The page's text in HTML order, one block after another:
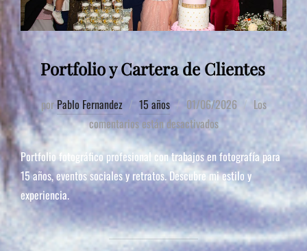
Portfolio y Cartera de Clientes
por Pablo Fernandez 15 años 01/06/2026
Los
comentarios están desactivados
Portfolio fotográfico profesional con trabajos en fotografía para
15 años, eventos sociales y retratos. Descubre mi estilo y
experiencia.